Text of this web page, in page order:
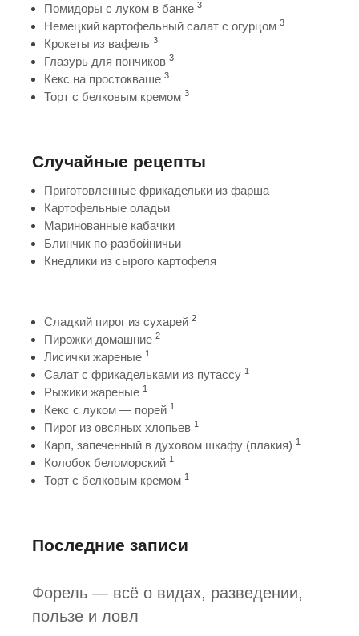
Помидоры с луком в банке 3
Немецкий картофельный салат с огурцом 3
Крокеты из вафель 3
Глазурь для пончиков 3
Кекс на простокваше 3
Торт с белковым кремом 3
Случайные рецепты
Приготовленные фрикадельки из фарша
Картофельные оладьи
Маринованные кабачки
Блинчик по-разбойничьи
Кнедлики из сырого картофеля
Сладкий пирог из сухарей 2
Пирожки домашние 2
Лисички жареные 1
Салат с фрикадельками из путассу 1
Рыжики жареные 1
Кекс с луком — порей 1
Пирог из овсяных хлопьев 1
Карп, запеченный в духовом шкафу (плакия) 1
Колобок беломорский 1
Торт с белковым кремом 1
Последние записи
Форель — всё о видах, разведении,
пользе и ловл